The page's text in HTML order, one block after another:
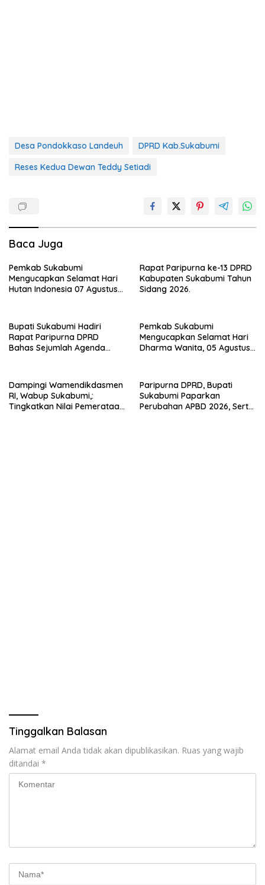
Desa Pondokkaso Landeuh
DPRD Kab.Sukabumi
Reses Kedua Dewan Teddy Setiadi
Baca Juga
Pemkab Sukabumi
Mengucapkan Selamat Hari
Hutan Indonesia 07 Agustus
Rapat Paripurna ke-13 DPRD
Kabupaten Sukabumi Tahun
Sidang 2026.
Bupati Sukabumi Hadiri
Rapat Paripurna DPRD
Bahas Sejumlah Agenda
Pemkab Sukabumi
Mengucapkan Selamat Hari
Dharma Wanita, 05 Agustus
Dampingi Wamendikdasmen
RI, Wabup Sukabumi,:
Tingkatkan Nilai Pemerataan
Paripurna DPRD, Bupati
Sukabumi Paparkan
Perubahan APBD 2026, Serta
Tinggalkan Balasan
Alamat email Anda tidak akan dipublikasikan. Ruas yang wajib
ditandai *